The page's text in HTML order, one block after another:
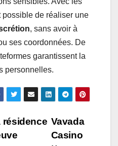
de réaliser une
, sans avoir à
ses coordonnées. De
garantissent la
personnelles.
Vavada
Casino
résidence